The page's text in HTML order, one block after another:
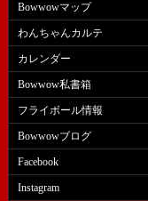
Bowwowマップ
わんちゃんカルテ
カレンダー
Bowwow私書箱
フライボール情報
Bowwowブログ
Facebook
Instagram